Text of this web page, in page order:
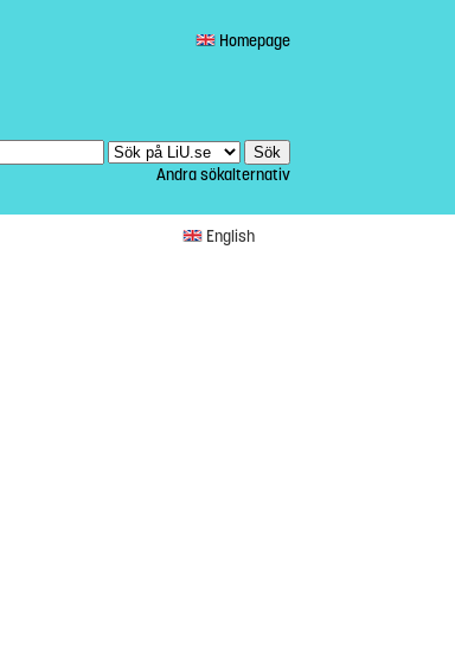
Homepage
Andra sökalternativ
English